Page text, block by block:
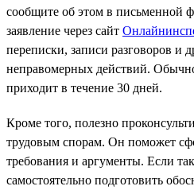
сообщите об этом в письменной
заявление через сайт
переписки, записи разговоров и
неправомерных действий.
приходит в течение 30 дней.
Кроме того, полезно
трудовым спорам. Он поможет
требования и аргументы. Если
самостоятельно подготовить